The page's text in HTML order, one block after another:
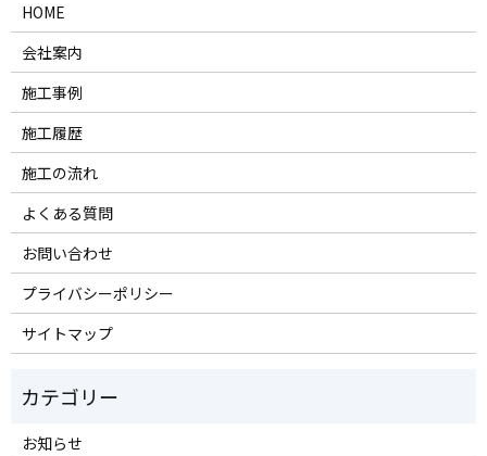
HOME
会社案内
施工事例
施工履歴
施工の流れ
よくある質問
お問い合わせ
プライバシーポリシー
サイトマップ
お知らせ